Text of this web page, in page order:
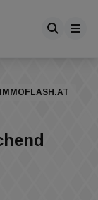
IMMOFLASH.AT